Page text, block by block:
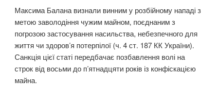
Максима Балана визнали винним у розбійному нападі з
метою заволодіння чужим майном, поєднаним з
погрозою застосування насильства, небезпечного для
життя чи здоров’я потерпілої (ч. 4 ст. 187 КК України).
Санкція цієї статі передбачає позбавлення волі на
строк від восьми до п’ятнадцяти років із конфіскацією
майна.